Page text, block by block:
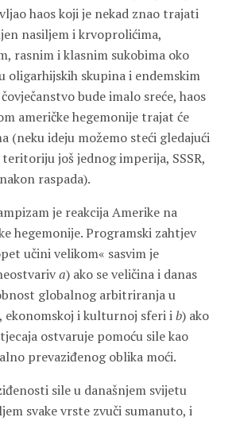
haos koji je nekad znao trajati
nasiljem i krvoprolićima,
rasnim i klasnim sukobima oko
oligarhijskih skupina i endemskim
bude imalo sreće, haos
američke hegemonije trajat će
(neku ideju možemo steći gledajući
teritoriju još jednog imperija, SSSR,
raspada).
je reakcija Amerike na
hegemonije. Programski zahtjev
učini velikom« sasvim je
a) ako se veličina i danas
globalnog arbitriranja u
ekonomskoj i kulturnoj sferi ib) ako
ostvaruje pomoću sile kao
prevaziđenog oblika moći.
sile u današnjem svijetu
svake vrste zvuči sumanuto, i